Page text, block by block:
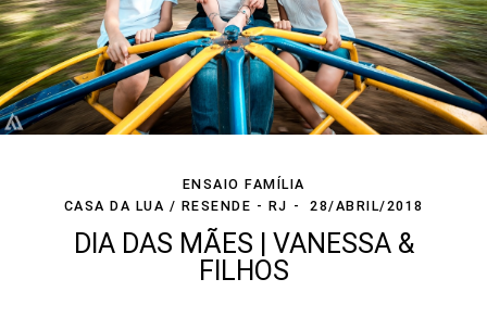
ENSAIO FAMÍLIA
CASA DA LUA / RESENDE - RJ
28/ABRIL/2018
DIA DAS MÃES | VANESSA &
FILHOS